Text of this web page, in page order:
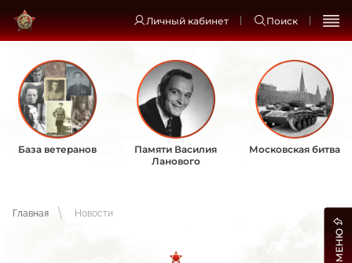
Личный кабинет Поиск
База ветеранов
Памяти Василия
Ланового
Московская битва
Главная Новости
МЕНЮ